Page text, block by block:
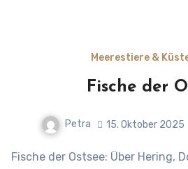
Meerestiere &
Fische der
Petra 15. Oktober 2025
Fische der Ostsee: Über Hering, Dorsch & Co. Fische der